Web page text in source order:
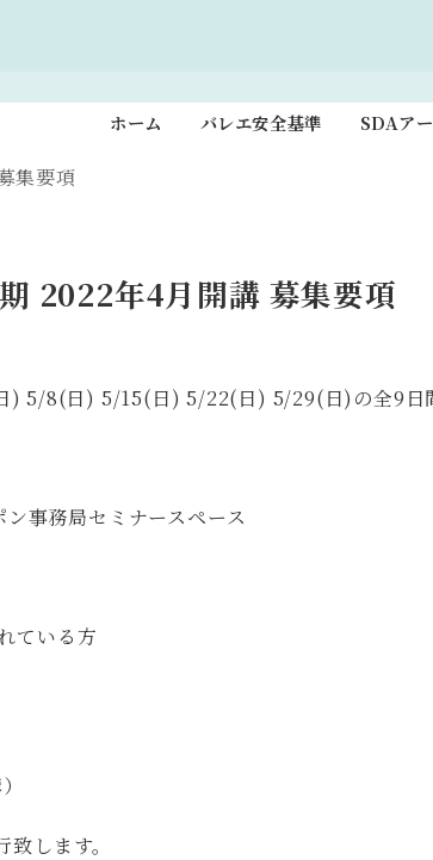
ホーム バレエ安全基準 SDAア
集要項
2022年4月開講 募集要項
) 5/8(日) 5/15(日) 5/22(日) 5/29(日)の全9日
事務局セミナースペース
ている方
します。